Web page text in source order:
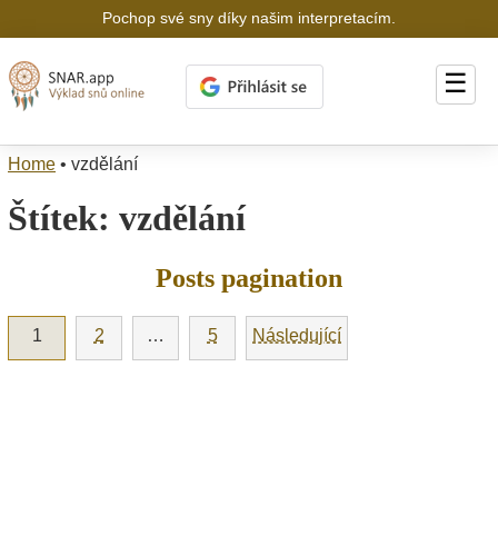
Pochop své sny díky našim interpretacím.
☰
Home • vzdělání
Štítek: vzdělání
Posts pagination
1 2 … 5 Následující